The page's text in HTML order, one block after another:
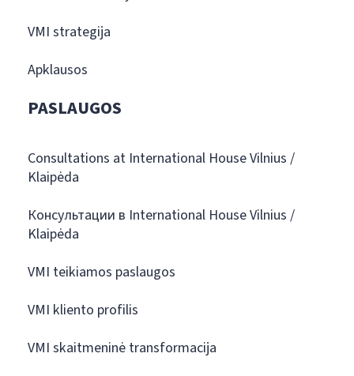
VMI strategija
Apklausos
PASLAUGOS
Consultations at International House Vilnius /
Klaipėda
Консультации в International House Vilnius /
Klaipėda
VMI teikiamos paslaugos
VMI kliento profilis
VMI skaitmeninė transformacija